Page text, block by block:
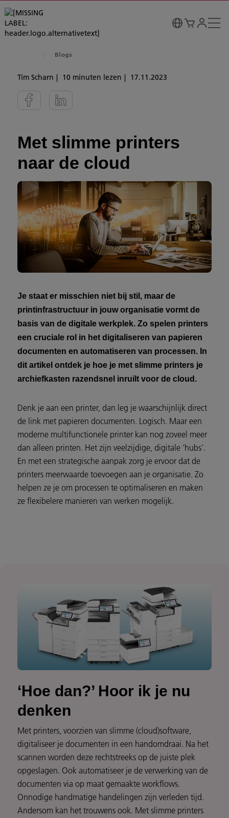
Blogs
Tim Scharn 10 minuten lezen 17.11.2023
Met slimme printers
naar de cloud
Je staat er misschien niet bij stil, maar de
printinfrastructuur in jouw organisatie vormt de
basis van de digitale werkplek. Zo spelen printers
een cruciale rol in het digitaliseren van papieren
documenten en automatiseren van processen. In
dit artikel ontdek je hoe je met slimme printers je
archiefkasten razendsnel inruilt voor de cloud.
Denk je aan een printer, dan leg je waarschijnlijk direct
de link met papieren documenten. Logisch. Maar een
moderne multifunctionele printer kan nog zoveel meer
dan alleen printen. Het zijn veelzijdige, digitale ‘hubs’.
En met een strategische aanpak zorg je ervoor dat de
printers meerwaarde toevoegen aan je organisatie. Zo
helpen ze je om processen te optimaliseren en maken
ze flexibelere manieren van werken mogelijk.
‘Hoe dan?’ Hoor ik je nu
denken
Met printers, voorzien van slimme (cloud)software,
digitaliseer je documenten in een handomdraai. Na het
scannen worden deze rechtstreeks op de juiste plek
opgeslagen. Ook automatiseer je de verwerking van de
documenten via op maat gemaakte workflows.
Onnodige handmatige handelingen zijn verleden tijd.
Andersom kan het trouwens ook. Met slimme printers